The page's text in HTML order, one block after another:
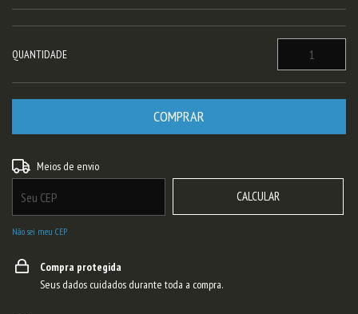
QUANTIDADE
Entregas para o CEP:
Meios de envio
CALCULAR
Não sei meu CEP
Compra protegida
Seus dados cuidados durante toda a compra.